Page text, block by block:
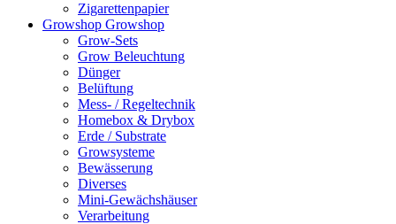
Zigarettenpapier
Growshop Growshop
Grow-Sets
Grow Beleuchtung
Dünger
Belüftung
Mess- / Regeltechnik
Homebox & Drybox
Erde / Substrate
Growsysteme
Bewässerung
Diverses
Mini-Gewächshäuser
Verarbeitung